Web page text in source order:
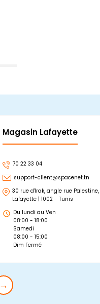
Magasin Lafayette
70 22 33 04
support-client@spacenet.tn
30 rue d'Irak, angle rue Palestine,
Lafayette | 1002 - Tunis
Du lundi au Ven
08:00 - 18:00
Samedi
08:00 - 15:00
Dim Fermé
→